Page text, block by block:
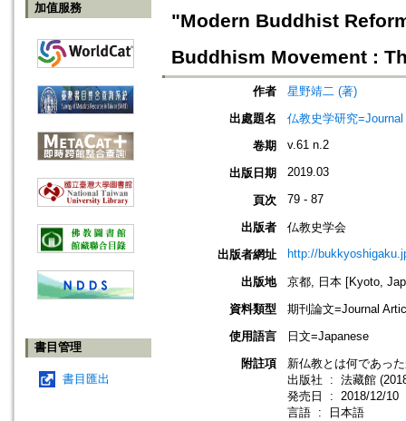
加值服務
書目管理
書目匯出
"Modern Buddhist
Buddhism Movement :
作者
星野靖二 (著)
出處題名
仏教史学研究
卷期
v.61 n.2
出版日期 2019.03
頁次 79 - 87
出版者
仏教史学会
出版者網址
http://
出版地
京都, 日本 [Kyoto,
資料類型
期刊論文=Journal
使用語言
日文=Japanese
附註項
新仏教とは何であっ
出版社 ‏ : ‎ 法藏館
発売日 ‏ : ‎ 2018/12/10
言語 ‏ : ‎ 日本語